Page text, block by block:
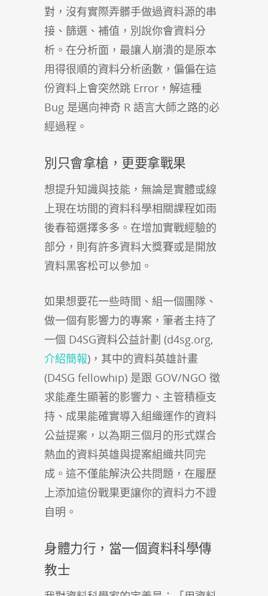
對，沒有實際弄髒手做過資料源的串
接、篩選、補值，別說你會資料分
析。在分析面，最讓人崩潰的是原本
用得很順的資料分析函數，偏偏在這
份資料上會突然跳 Error，解這種
Bug 是邁向神奇 R 語言大師之路的必
經過程。
別只會拿槍，更要拿戰果
想提升知識與技能，無論是實體或線
上現在坊間的資料科學相關課程如雨
後春筍選擇多多。在增加實戰經驗的
部分，則有許多資料大獎賽或是開放
資料黑客松可以參加。
如果想要花一些時間、組一個團隊、
做一個有影響力的專案，筆者主持了
一個 D4SG資料公益計劃 (d4sg.org,
介紹簡報)，其中的資料英雄計畫
(D4SG fellowhip) 是跟 GOV/NGO 徵
求能產生顯著的影響力、主管積極支
持、成果能確實導入組織運作的資料
公益提案，以為期三個月的形式媒合
熱血的資料英雄與提案組織共同完
成。這不僅能解決公共問題，在履歷
上添加這份戰果更讓你的資料力不證
自明。
身體力行，當一個資料科學傳
教士